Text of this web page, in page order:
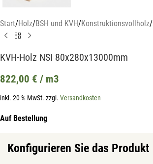
Start/Holz/BSH und KVH/Konstruktionsvollholz/
KVH-Holz NSI 80x280x13000mm
822,00 € / m3
inkl. 20 % MwSt. zzgl. Versandkosten
Auf Bestellung
Konfigurieren Sie das Produkt